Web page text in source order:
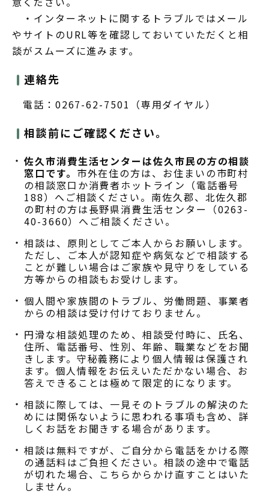
・インターネットに関するトラブルではメール
やサイトのURL等を確認しておいていただくと相
談がスムーズに進みます。
連絡先
電話：0267-62-7501（専用ダイヤル）
相談前にご確認ください。
佐久市消費生活センターは佐久市民の方の相談
窓口です。 市外在住の方は、お住まいの市町村
の相談窓口か消費者ホットライン（電話番号
188）へご相談ください。南佐久郡、北佐久郡
の町村の方は長野県消費生活センター（0263-
40-3660）へご相談ください。
相談は、原則としてご本人からお願いします。
ただし、ご本人が認知症や病気などで相談する
ことが難しい場合はご家族や見守りをしている
方等からの相談もお受けします。
個人間や家族間のトラブル、労働問題、事業者
からの相談は受け付けておりません。
円滑な相談処理のため、相談受付時に、氏名、
住所、電話番号、性別、年齢、職業などをお聞
きします。守秘義務により個人情報は保護され
ます。個人情報をお伝えいただかない場合、お
答えできることは極めて限定的になります。
相談に際しては、一見そのトラブルの解決のた
めには関係ないように思われる事項も含め、詳
しくお話をお聞きする場合があります。
相談は無料ですが、ご自分から電話をかける際
の通話料はご負担ください。相談の途中で電話
が切れた場合、こちらからかけ直すことはいた
しません。